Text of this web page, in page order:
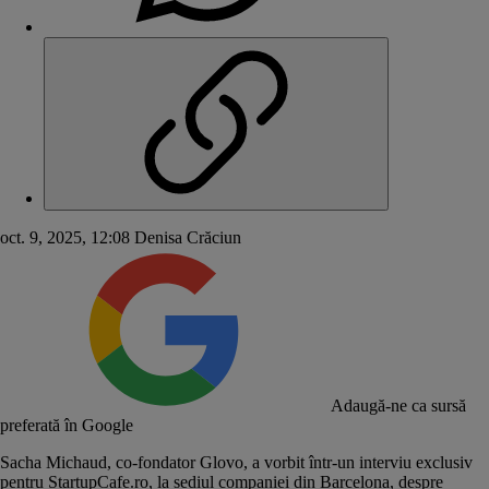
oct. 9, 2025, 12:08 Denisa Crăciun
Adaugă-ne ca sursă
preferată în Google
Sacha Michaud, co-fondatorGlovo, a vorbit într-un interviu exclusiv
pentru StartupCafe.ro, la sediul companiei din Barcelona, despre